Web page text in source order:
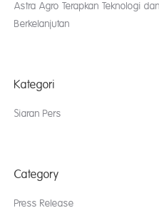
Astra Agro Terapkan Teknologi
Berkelanjutan
Kategori
Siaran Pers
Category
Press Release